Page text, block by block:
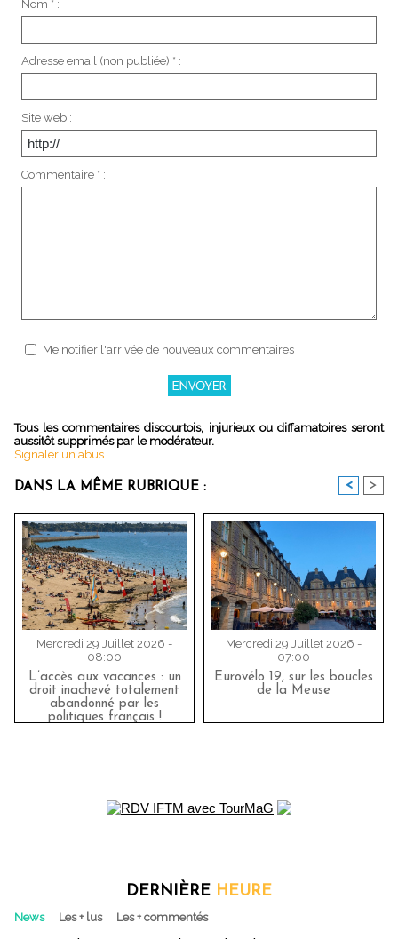
Nom * :
Adresse email (non publiée) * :
Site web :
Commentaire * :
Me notifier l'arrivée de nouveaux commentaires
Tous les commentaires discourtois, injurieux ou diffamatoires seront
aussitôt supprimés par le modérateur.
Signaler un abus
DANS LA MÊME RUBRIQUE : < >
Mercredi 29 Juillet 2026 -
08:00
L’accès aux vacances : un
droit inachevé totalement
abandonné par les
politiques français !
Mercredi 29 Juillet 2026 -
07:00
Eurovélo 19, sur les boucles
de la Meuse
DERNIÈRE HEURE
News Les + lus Les + commentés